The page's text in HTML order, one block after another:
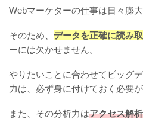
Webマーケターの仕事は日々膨
そのため、 データを正確に読み
ーには欠かせません。
やりたいことに合わせてビッグ
力は、必ず身に付けておく必要が
また、その分析力はアクセス解